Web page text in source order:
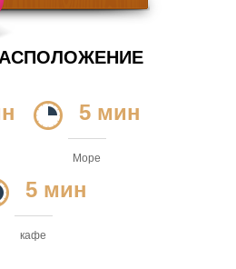
5 мин
Море
5 мин
кафе